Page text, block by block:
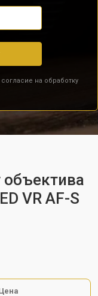
на обработку
VR AF-S